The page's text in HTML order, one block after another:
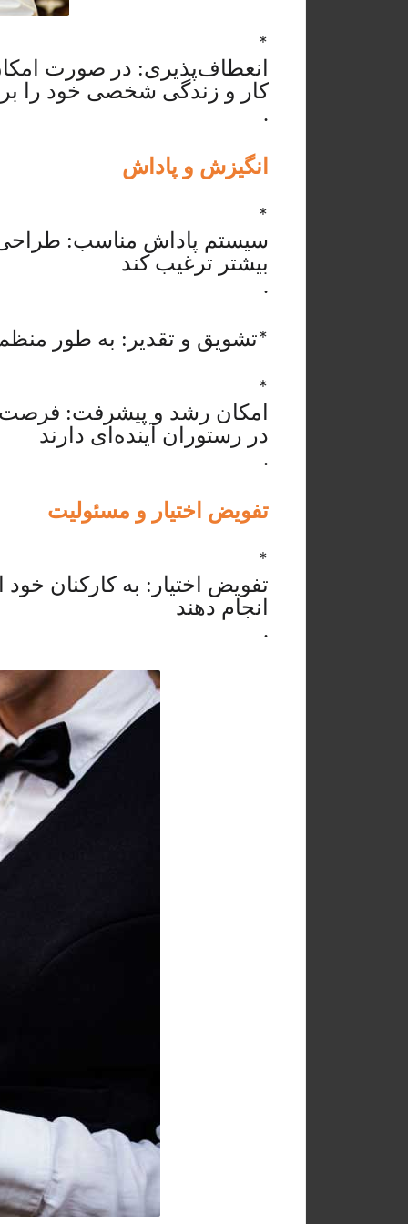
*
انعطاف‌پذیری: در صورت
کار و زندگی شخصی خود را
.
انگیزش و پاداش
*
سیستم پاداش مناسب: طراحی
بیشتر ترغیب کند
.
*تشویق و تقدیر: به طور
*
امکان رشد و پیشرفت:
در رستوران آینده‌ای دارند
.
تفویض اختیار و مسئولیت
*
تفویض اختیار: به کارکنان
انجام دهند
.